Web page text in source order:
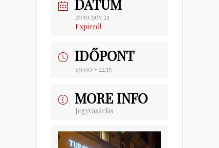
DÁTUM
2019 nov 21
Expired!
IDŐPONT
19:00 - 22:15
MORE INFO
Jegyvásárlás